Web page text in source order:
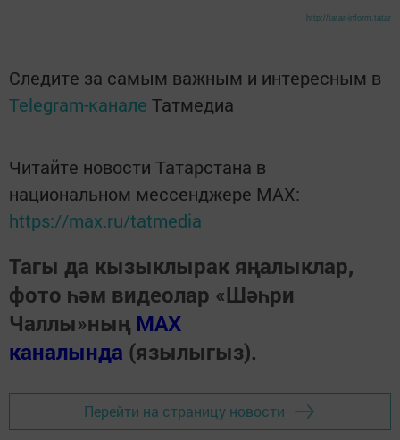
http://tatar-inform.tatar
Следите за самым важным и интересным в
Telegram-канале Татмедиа
Читайте новости Татарстана в
национальном мессенджере MАХ:
https://max.ru/tatmedia
Тагы да кызыклырак яңалыклар,
фото һәм видеолар «Шәһри
Чаллы»ның MAX
каналында (язылыгыз).
Перейти на страницу новости